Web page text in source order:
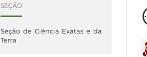
SEÇÃO
Seção de Ciência Exatas e da
Terra